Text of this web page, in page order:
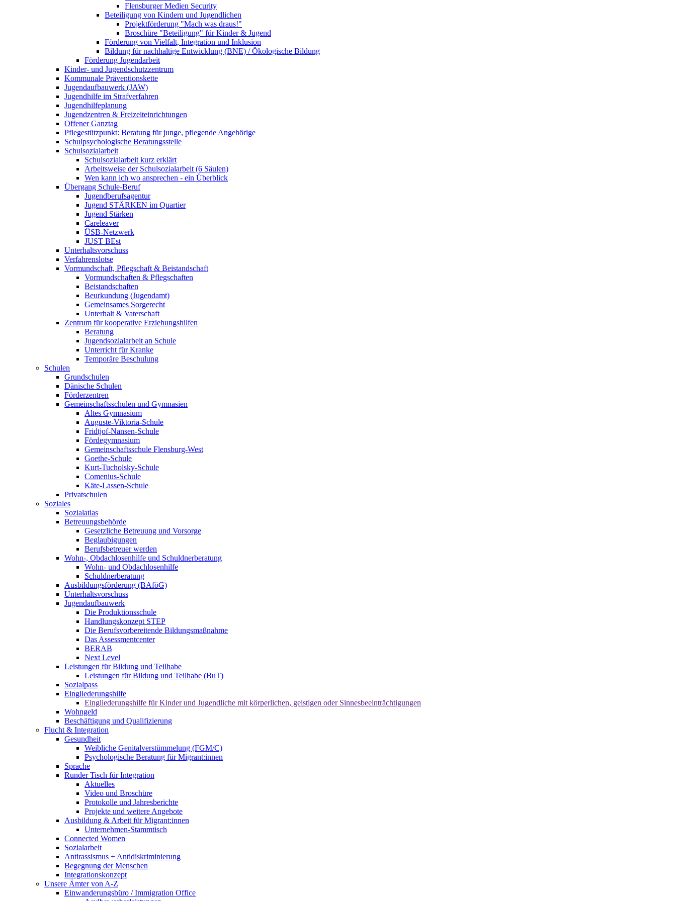
Flensburger Medien Security
Beteiligung von Kindern und Jugendlichen
Projektförderung "Mach was draus!"
Broschüre "Beteiligung" für Kinder & Jugend
Förderung von Vielfalt, Integration und Inklusion
Bildung für nachhaltige Entwicklung (BNE) / Ökologische Bildung
Förderung Jugendarbeit
Kinder- und Jugendschutzzentrum
Kommunale Präventionskette
Jugendaufbauwerk (JAW)
Jugendhilfe im Strafverfahren
Jugendhilfeplanung
Jugendzentren & Freizeiteinrichtungen
Offener Ganztag
Pflegestützpunkt: Beratung für junge, pflegende Angehörige
Schulpsychologische Beratungsstelle
Schulsozialarbeit
Schulsozialarbeit kurz erklärt
Arbeitsweise der Schulsozialarbeit (6 Säulen)
Wen kann ich wo ansprechen - ein Überblick
Übergang Schule-Beruf
Jugendberufsagentur
Jugend STÄRKEN im Quartier
Jugend Stärken
Careleaver
ÜSB-Netzwerk
JUST BEst
Unterhaltsvorschuss
Verfahrenslotse
Vormundschaft, Pflegschaft & Beistandschaft
Vormundschaften & Pflegschaften
Beistandschaften
Beurkundung (Jugendamt)
Gemeinsames Sorgerecht
Unterhalt & Vaterschaft
Zentrum für kooperative Erziehungshilfen
Beratung
Jugendsozialarbeit an Schule
Unterricht für Kranke
Temporäre Beschulung
Schulen
Grundschulen
Dänische Schulen
Förderzentren
Gemeinschaftsschulen und Gymnasien
Altes Gymnasium
Auguste-Viktoria-Schule
Fridtjof-Nansen-Schule
Fördegymnasium
Gemeinschaftsschule Flensburg-West
Goethe-Schule
Kurt-Tucholsky-Schule
Comenius-Schule
Käte-Lassen-Schule
Privatschulen
Soziales
Sozialatlas
Betreuungsbehörde
Gesetzliche Betreuung und Vorsorge
Beglaubigungen
Berufsbetreuer werden
Wohn-, Obdachlosenhilfe und Schuldnerberatung
Wohn- und Obdachlosenhilfe
Schuldnerberatung
Ausbildungsförderung (BAföG)
Unterhaltsvorschuss
Jugendaufbauwerk
Die Produktionsschule
Handlungskonzept STEP
Die Berufsvorbereitende Bildungsmaßnahme
Das Assessmentcenter
BERAB
Next Level
Leistungen für Bildung und Teilhabe
Leistungen für Bildung und Teilhabe (BuT)
Sozialpass
Eingliederungshilfe
Eingliederungshilfe für Kinder und Jugendliche mit körperlichen, geistigen oder Sinnesbeeinträchtigungen
Wohngeld
Beschäftigung und Qualifizierung
Flucht & Integration
Gesundheit
Weibliche Genitalverstümmelung (FGM/C)
Psychologische Beratung für Migrant:innen
Sprache
Runder Tisch für Integration
Aktuelles
Video und Broschüre
Protokolle und Jahresberichte
Projekte und weitere Angebote
Ausbildung & Arbeit für Migrant:innen
Unternehmen-Stammtisch
Connected Women
Sozialarbeit
Antirassismus + Antidiskriminierung
Begegnung der Menschen
Integrationskonzept
Unsere Ämter von A-Z
Einwanderungsbüro / Immigration Office